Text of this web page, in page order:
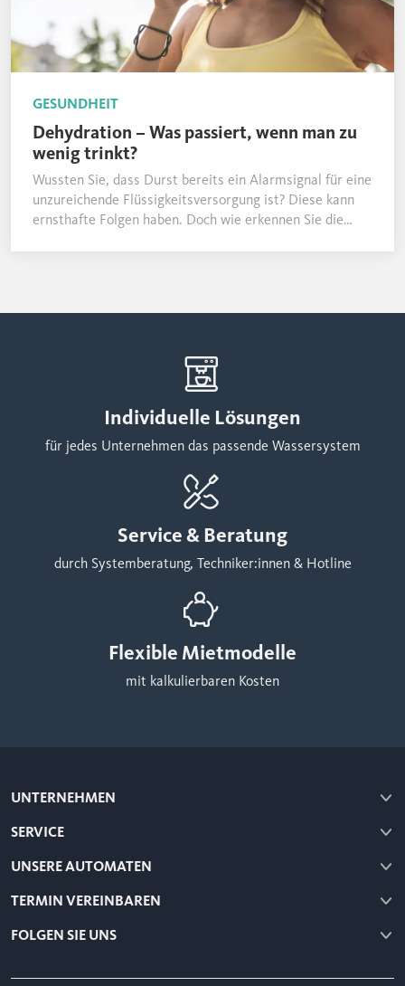
GESUNDHEIT
Dehydration – Was passiert, wenn man zu
wenig trinkt?
Wussten Sie, dass Durst bereits ein Alarmsignal für eine
unzureichende Flüssigkeitsversorgung ist? Diese kann
ernsthafte Folgen haben. Doch wie erkennen Sie die
Individuelle Lösungen
für jedes Unternehmen das passende Wassersystem
Service & Beratung
durch Systemberatung, Techniker:innen & Hotline
Flexible Mietmodelle
mit kalkulierbaren Kosten
UNTERNEHMEN
SERVICE
UNSERE AUTOMATEN
TERMIN VEREINBAREN
FOLGEN SIE UNS